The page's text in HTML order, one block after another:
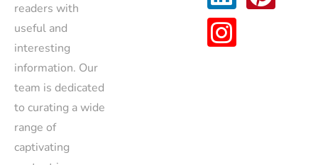
readers with
useful and
interesting
information. Our
team is dedicated
to curating a wide
range of
captivating